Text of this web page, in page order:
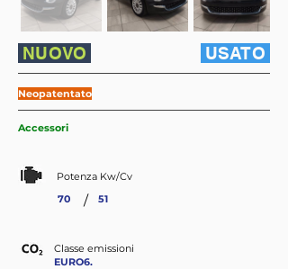
NUOVO USATO
Neopatentato
Accessori
Potenza Kw/Cv
70
/ 51
Classe emissioni
EURO6.